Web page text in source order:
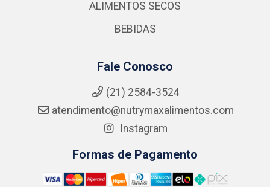
ALIMENTOS SECOS
BEBIDAS
Fale Conosco
(21) 2584-3524
atendimento@nutrymaxalimentos.com
Instagram
Formas de Pagamento